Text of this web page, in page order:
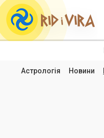
Астрологія Новини